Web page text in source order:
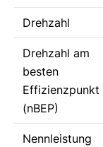
Drehzahl
Drehzahl am
besten
Effizienzpunkt
(nBEP)
Nennleistung